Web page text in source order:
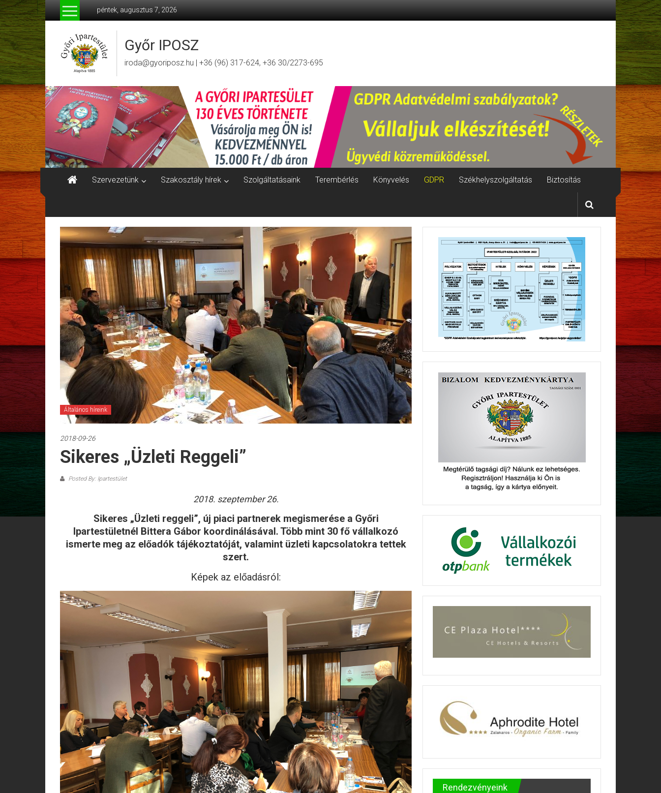
Skip
to
content
péntek, augusztus 7, 2026
Győr IPOSZ
iroda@gyoriposz.hu | +36 (96) 317-624, +36 30/2273-695
Szervezetünk Szakosztály hírek Szolgáltatásaink Terembérlés Könyvelés GDPR Székhelyszolgáltatás Biztosítás
Általános híreink
2018-09-26
Sikeres „Üzleti Reggeli”
Posted By: Ipartestület
2018. szeptember 26.
Sikeres „Üzleti reggeli”, új piaci partnerek megismerése a Győri
Ipartestületnél Bittera Gábor koordinálásával. Több mint 30 fő vállalkozó
ismerte meg az előadók tájékoztatóját, valamint üzleti kapcsolatokra tettek
szert.
Képek az előadásról:
Rendezvényeink